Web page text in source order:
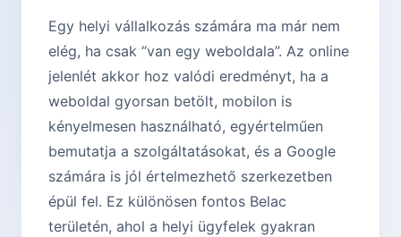
Egy helyi vállalkozás számára ma már nem
elég, ha csak “van egy weboldala”. Az online
jelenlét akkor hoz valódi eredményt, ha a
weboldal gyorsan betölt, mobilon is
kényelmesen használható, egyértelműen
bemutatja a szolgáltatásokat, és a Google
számára is jól értelmezhető szerkezetben
épül fel. Ez különösen fontos Belac
területén, ahol a helyi ügyfelek gyakran